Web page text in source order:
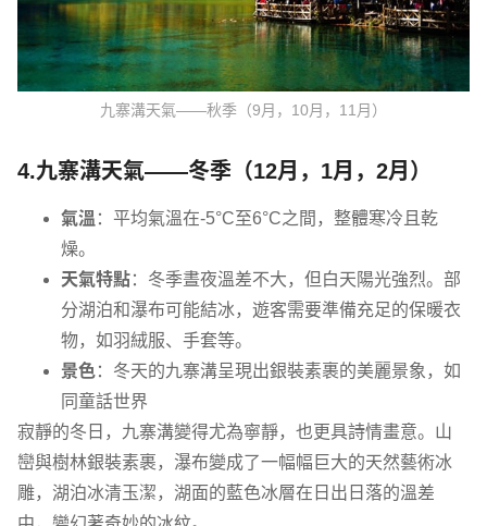
九寨溝天氣——秋季（9月，10月，11月）
4.九寨溝天氣——冬季（12月，1月，2月）
氣溫 ：平均氣溫在-5°C至6°C之間，整體寒冷且乾
燥。
天氣特點：冬季晝夜溫差不大，但白天陽光強烈。部
分湖泊和瀑布可能結冰，遊客需要準備充足的保暖衣
物，如羽絨服、手套等。
景色：冬天的九寨溝呈現出銀裝素裹的美麗景象，如
同童話世界
寂靜的冬日，九寨溝變得尤為寧靜，也更具詩情畫意。山
巒與樹林銀裝素裹，瀑布變成了一幅幅巨大的天然藝術冰
雕，湖泊冰清玉潔，湖面的藍色冰層在日出日落的溫差